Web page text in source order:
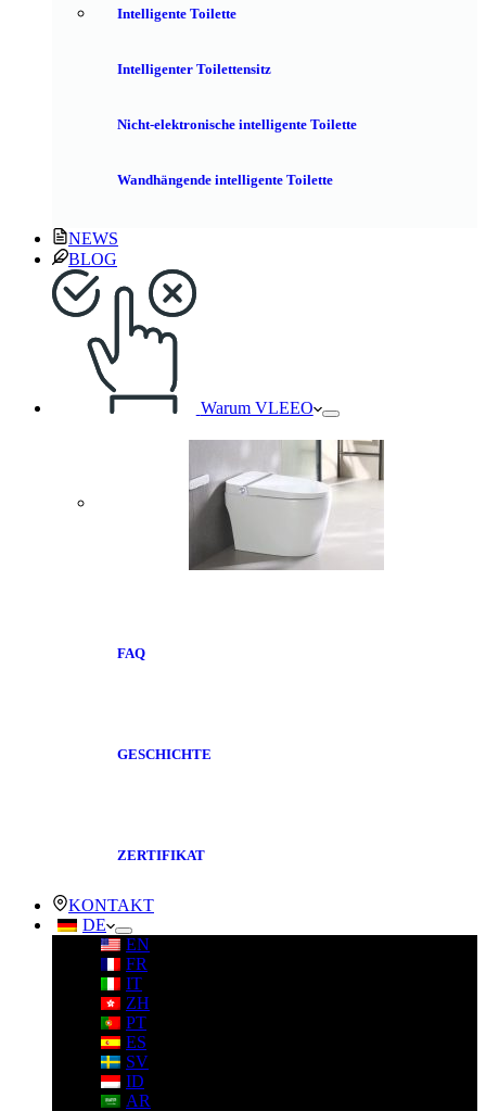
Intelligente Toilette
Intelligenter Toilettensitz
Nicht-elektronische intelligente Toilette
Wandhängende intelligente Toilette
NEWS
BLOG
Warum VLEEO
FAQ
GESCHICHTE
ZERTIFIKAT
KONTAKT
DE
EN
FR
IT
ZH
PT
ES
SV
ID
AR